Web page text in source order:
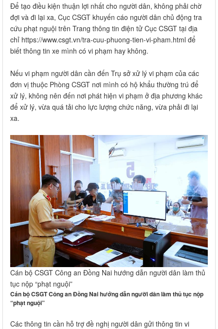
Để tạo điều kiện thuận lợi nhất cho người dân, không phải chờ
đợi và đi lại xa, Cục CSGT khuyến cáo người dân chủ động tra
cứu phạt nguội trên Trang thông tin điện tử Cục CSGT tại địa
chỉ https://www.csgt.vn/tra-cuu-phuong-tien-vi-pham.html để
biết thông tin xe mình có vi phạm hay không.
Nếu vi phạm người dân cần đến Trụ sở xử lý vi phạm của các
đơn vị thuộc Phòng CSGT nơi mình có hộ khẩu thường trú để
xử lý, không nên đến nơi phát hiện vi phạm ở địa phương khác
để xử lý, vừa quá tải cho lực lượng chức năng, vừa phải đi lại
xa.
Cán bộ CSGT Công an Đồng Nai hướng dẫn người dân làm thủ
tục nộp “phạt nguội”
Cán bộ CSGT Công an Đồng Nai hướng dẫn người dân làm thủ tục nộp
“phạt nguội”
Các thông tin cần hỗ trợ đề nghị người dân gửi thông tin vi